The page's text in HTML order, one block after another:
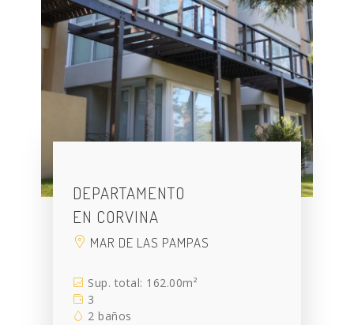
DEPARTAMENTO
EN CORVINA
MAR DE LAS PAMPAS
Sup. total: 162.00m²
3
2 baños